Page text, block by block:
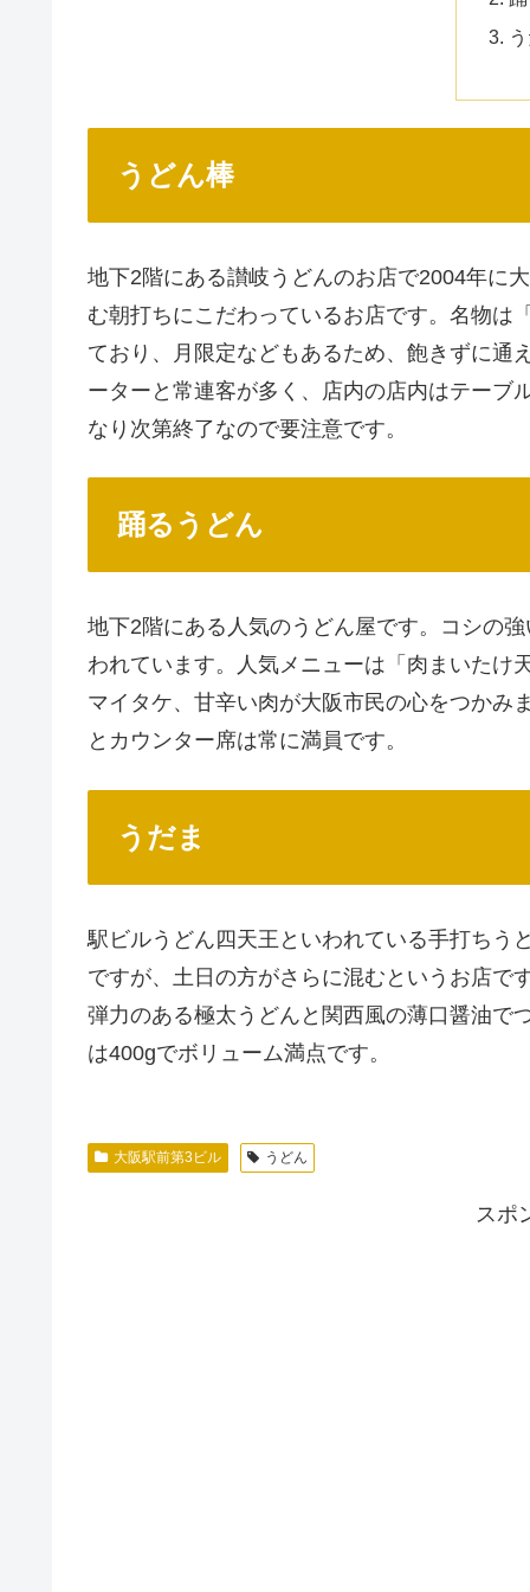
うどん棒
地下2階にある讃岐うどんのお店で2004年に
む朝打ちにこだわっているお店です。名物は
ており、月限定などもあるため、飽きずに通
ーターと常連客が多く、店内の店内はテーブ
なり次第終了なので要注意です。
踊るうどん
地下2階にある人気のうどん屋です。コシの
われています。人気メニューは「肉まいたけ
マイタケ、甘辛い肉が大阪市民の心をつかみ
とカウンター席は常に満員です。
うだま
駅ビルうどん四天王といわれている手打ちう
ですが、土日の方がさらに混むというお店で
弾力のある極太うどんと関西風の薄口醤油で
は400gでボリューム満点です。
大阪駅前第3ビル うどん
スポ